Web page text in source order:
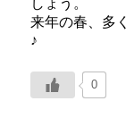
来年の春、多
♪
0